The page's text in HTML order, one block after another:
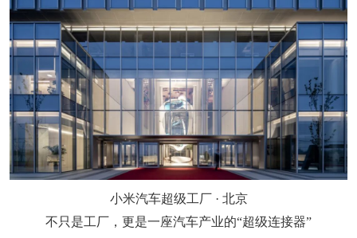
小米汽车超级工厂 · 北京
不只是工厂，更是一座汽车产业的“超级连接器”